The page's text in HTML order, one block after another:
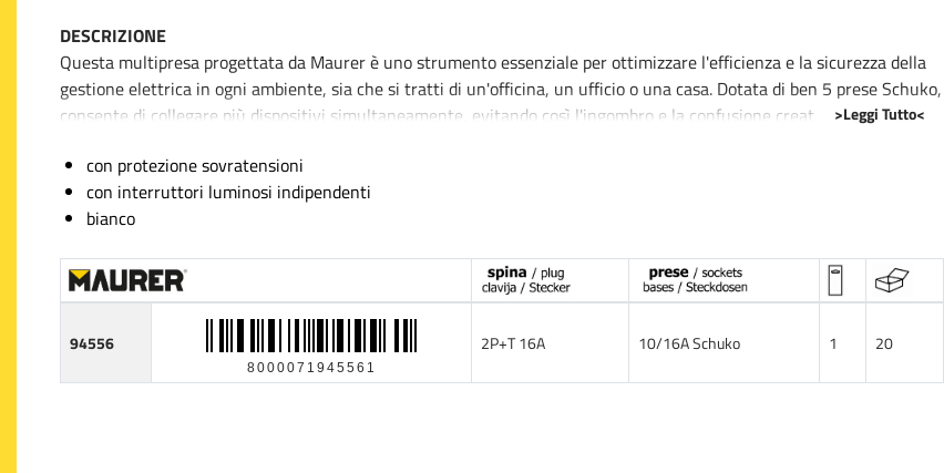
DESCRIZIONE
Questa multipresa progettata da Maurer è uno strumento essenziale per ottimizzare l'efficienza e la sicurezza della
gestione elettrica in ogni ambiente, sia che si tratti di un'officina, un ufficio o una casa. Dotata di ben 5 prese Schuko,
consente di collegare più dispositivi simultaneamente, evitando così l'ingombro e la confusione creati dall'uso di
Uno dei punti di forza di questa multipresa è il cavo da 1,5 metri che offre una grande flessibilità in termini di
posizionamento, senza costringere gli utenti a rimanere a ridosso di prese a muro spesso scomode o inaccessibili. La
La caratteristica che distingue questo accessorio è la protezione da sovratensioni, un dettaglio non trascurabile per la
salvaguardia degli apparecchi elettronici che potrebbero essere danneggiati da picchi di tensione improvvisi. Inoltre,
ciascuna presa è dotata di un interruttore luminoso indipendente, una soluzione praticissima per gestire l'energia
consumata e controllare con un semplice sguardo lo stato di attivazione degli apparecchi collegati.
>Leggi Tutto<
con protezione sovratensioni
con interruttori luminosi indipendenti
bianco
94556
8000071945561
2P+T 16A 10/16A Schuko 1 20